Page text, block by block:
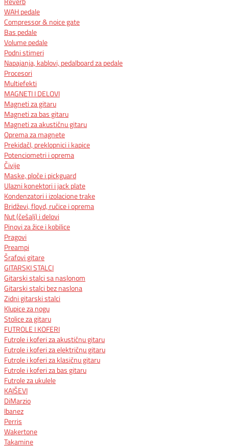
WAH pedale
Compressor & noice gate
Bas pedale
Volume pedale
Podni stimeri
Napajanja, kablovi, pedalboard za pedale
Procesori
Multiefekti
MAGNETI I DELOVI
Magneti za gitaru
Magneti za bas gitaru
Magneti za akustičnu gitaru
Oprema za magnete
PrekidačI, preklopnici i kapice
Potenciometri i oprema
Čivije
Maske, ploče i pickguard
Ulazni konektori i jack plate
Kondenzatori i izolacione trake
Bridževi, floyd, ručice i oprema
Nut (češalj) i delovi
Pinovi za žice i kobilice
Pragovi
Preampi
Šrafovi gitare
GITARSKI STALCI
Gitarski stalci sa naslonom
Gitarski stalci bez naslona
Zidni gitarski stalci
Klupice za nogu
Stolice za gitaru
FUTROLE I KOFERI
Futrole i koferi za akustičnu gitaru
Futrole i koferi za električnu gitaru
Futrole i koferi za klasičnu gitaru
Futrole i koferi za bas gitaru
Futrole za ukulele
KAIŠEVI
DiMarzio
Ibanez
Perris
Wakertone
Takamine